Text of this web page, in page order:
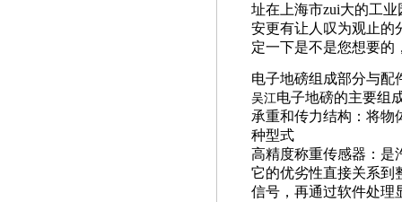
址在上海市zui大的工
安更有让人叹为观止的
定一下是不是您想要的
电子地磅组成部分与配
吴江电子地磅的主要组
承重和传力结构：将物
种型式
高精度称重传感器：是
它的优劣性直接关系到
信号，再通过软件处理